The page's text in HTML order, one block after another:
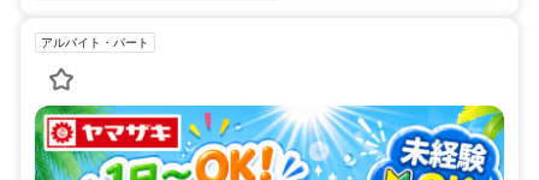
アルバイト・パート